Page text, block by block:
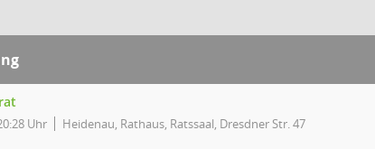
Uhr Heidenau, Rathaus, Ratssaal, Dresdner Str. 47